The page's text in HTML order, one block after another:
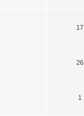
17
26
1